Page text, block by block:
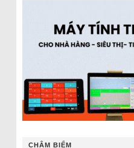
CHÂM BIẾM